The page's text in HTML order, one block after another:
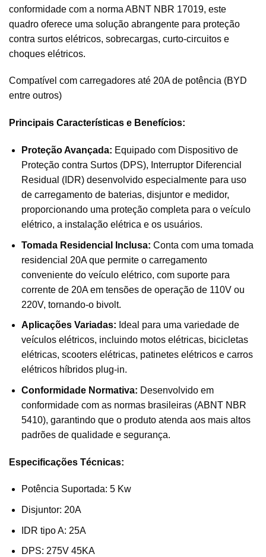
conformidade com a norma ABNT NBR 17019, este
quadro oferece uma solução abrangente para proteção
contra surtos elétricos, sobrecargas, curto-circuitos e
choques elétricos.
Compatível com carregadores até 20A de potência (BYD
entre outros)
Principais Características e Benefícios:
Proteção Avançada: Equipado com Dispositivo de
Proteção contra Surtos (DPS), Interruptor Diferencial
Residual (IDR) desenvolvido especialmente para uso
de carregamento de baterias, disjuntor e medidor,
proporcionando uma proteção completa para o veículo
elétrico, a instalação elétrica e os usuários.
Tomada Residencial Inclusa: Conta com uma tomada
residencial 20A que permite o carregamento
conveniente do veículo elétrico, com suporte para
corrente de 20A em tensões de operação de 110V ou
220V, tornando-o bivolt.
Aplicações Variadas: Ideal para uma variedade de
veículos elétricos, incluindo motos elétricas, bicicletas
elétricas, scooters elétricas, patinetes elétricos e carros
elétricos híbridos plug-in.
Conformidade Normativa: Desenvolvido em
conformidade com as normas brasileiras (ABNT NBR
5410), garantindo que o produto atenda aos mais altos
padrões de qualidade e segurança.
Especificações Técnicas:
Potência Suportada: 5 Kw
Disjuntor: 20A
IDR tipo A: 25A
DPS: 275V 45KA